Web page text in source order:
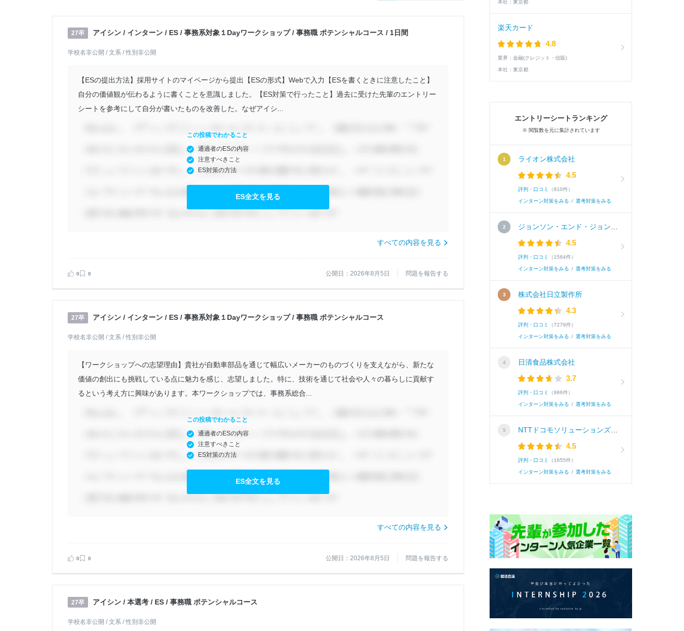
27卒 アイシン / インターン / ES / 事務系対象１Dayワークショップ / 事務職 ポテンシャルコース / 1日間
学校名非公開 / 文系 / 性別非公開
【ESの提出方法】採用サイトのマイページから提出【ESの形式】Webで入力【ESを書くときに注意したこと】
自分の価値観が伝わるように書くことを意識しました。【ES対策で行ったこと】過去に受けた先輩のエントリー
シートを参考にして自分が書いたものを改善した。なぜアイシ...
この投稿でわかること
通過者のESの内容
注意すべきこと
ES対策の方法
ES全文を見る
すべての内容を見る
0 0 公開日：2026年8月5日 問題を報告する
27卒 アイシン / インターン / ES / 事務系対象１Dayワークショップ / 事務職 ポテンシャルコース
学校名非公開 / 文系 / 性別非公開
【ワークショップへの志望理由】貴社が自動車部品を通じて幅広いメーカーのものづくりを支えながら、新たな
価値の創出にも挑戦している点に魅力を感じ、志望しました。特に、技術を通じて社会や人々の暮らしに貢献す
るという考え方に興味があります。本ワークショップでは、事務系総合...
この投稿でわかること
通過者のESの内容
注意すべきこと
ES対策の方法
ES全文を見る
すべての内容を見る
0 0 公開日：2026年8月5日 問題を報告する
27卒 アイシン / 本選考 / ES / 事務職 ポテンシャルコース
学校名非公開 / 文系 / 性別非公開
本社： 東京都
楽天カード
4.8
業界： 金融(クレジット・信販)
本社： 東京都
エントリーシートランキング
※ 閲覧数を元に集計されています
ライオン株式会社
4.5
評判・口コミ （810件）
インターン対策をみる / 選考対策をみる
ジョンソン・エンド・ジョンソン株式会社
4.5
評判・口コミ （1584件）
インターン対策をみる / 選考対策をみる
株式会社日立製作所
4.3
評判・口コミ （7279件）
インターン対策をみる / 選考対策をみる
日清食品株式会社
3.7
評判・口コミ （986件）
インターン対策をみる / 選考対策をみる
NTTドコモソリューションズ株式会社
4.5
評判・口コミ （1655件）
インターン対策をみる / 選考対策をみる